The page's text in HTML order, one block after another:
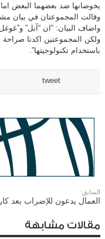
يخوضانها ضد بعضهما البعض
وقالت المجموعتان في بيان
واضاف البيان: “ان “آبل”
ولكن المجموعتين اكدتا صراحة
باستخدام تكنولوجيتها”.
tweet
السابق:
العمال يدعون للإضراب بعد
مقالات مشابهة